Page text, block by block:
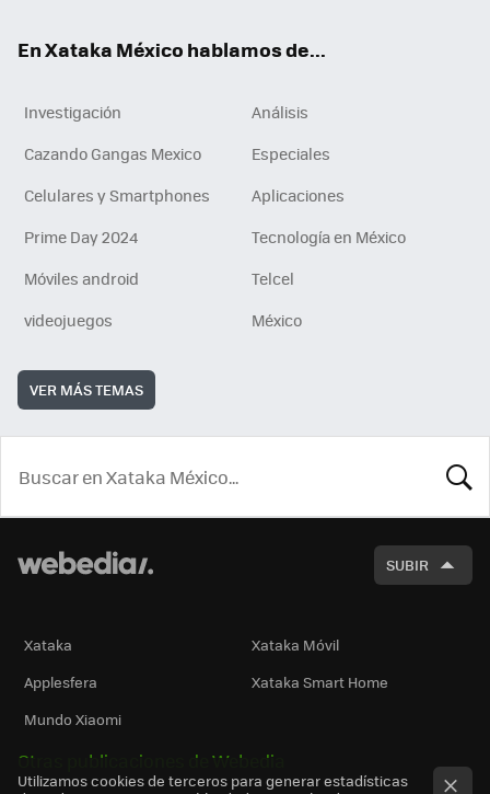
En Xataka México hablamos de...
Investigación
Análisis
Cazando Gangas Mexico
Especiales
Celulares y Smartphones
Aplicaciones
Prime Day 2024
Tecnología en México
Móviles android
Telcel
videojuegos
México
VER MÁS TEMAS
SUBIR
Xataka
Xataka Móvil
Applesfera
Xataka Smart Home
Mundo Xiaomi
Otras publicaciones de Webedia
Utilizamos cookies de terceros para generar estadísticas